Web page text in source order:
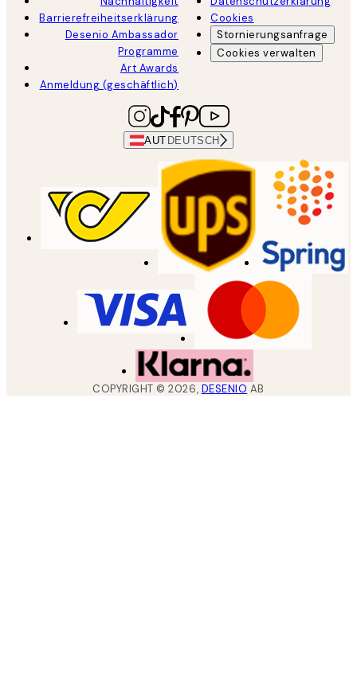
Barrierefreiheitserklärung
Desenio Ambassador
Programme
Art Awards
Anmeldung (geschäftlich)
Cookies
Stornierungsanfrage
Cookies verwalten
AUT DEUTSCH
COPYRIGHT ©2026, DESENIO AB